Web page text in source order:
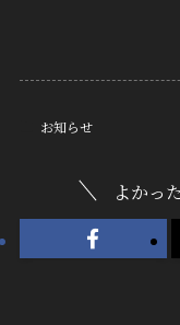
お知らせ
よかっ